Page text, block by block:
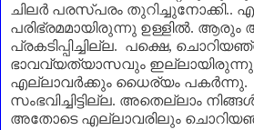
ചിലർ പരസ്പരം തുറിച്ചുനോക്കി..
പരിഭ്രമമായിരുന്നു ഉള്ളിൽ.
പ്രകടിപ്പിച്ചില്ല. പക്ഷെ,
ഭാവവ്യത്യാസവും
എല്ലാവർക്കും ധൈര്യം പകർന്നു.
സംഭവിച്ചിട്ടില്ല. അതെല്ലാം
അതോടെ എല്ലാവരിലും